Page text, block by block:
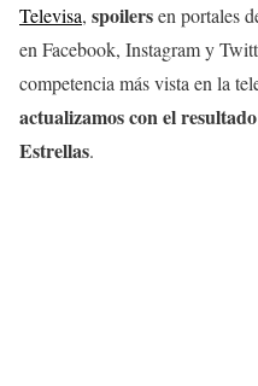
Televisa, spoilersen portales
en Facebook, Instagram y
competencia más vista en la
actualizamos con el resultado
Estrellas.